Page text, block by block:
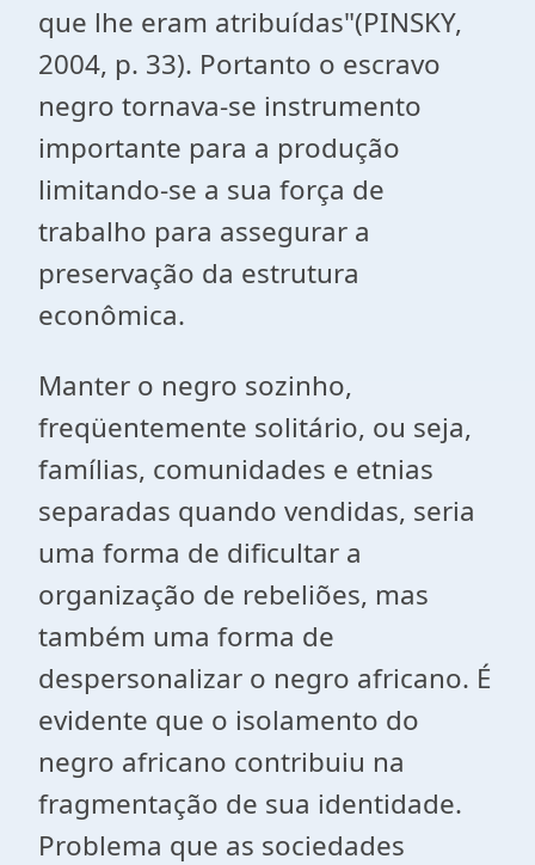
que lhe eram atribuídas"(PINSKY,
2004, p. 33). Portanto o escravo
negro tornava-se instrumento
importante para a produção
limitando-se a sua força de
trabalho para assegurar a
preservação da estrutura
econômica.
Manter o negro sozinho,
freqüentemente solitário, ou seja,
famílias, comunidades e etnias
separadas quando vendidas, seria
uma forma de dificultar a
organização de rebeliões, mas
também uma forma de
despersonalizar o negro africano. É
evidente que o isolamento do
negro africano contribuiu na
fragmentação de sua identidade.
Problema que as sociedades